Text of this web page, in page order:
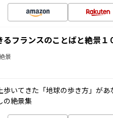
るフランスのことばと絶景１
景
歩いてきた「地球の歩き方」が
の絶景集